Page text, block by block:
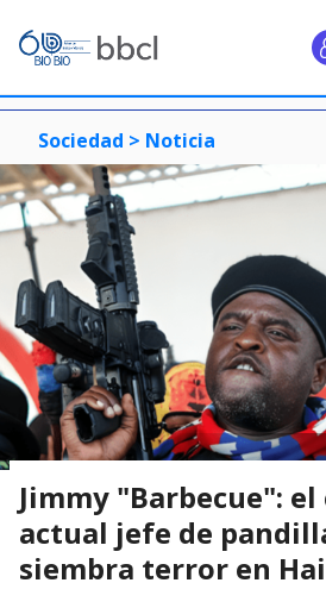
Sociedad > Noticia
Jimmy "Barbecue":
actual jefe de
siembra terror en